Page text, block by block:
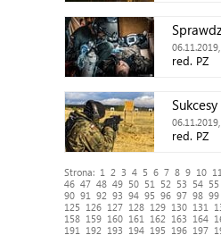
red. PZ
red. PZ
Strona: 1 2 3 4 5 6 7 8 9 10 11
46 47 48 49 50 51 52 53 54 55
90 91 92 93 94 95 96 97 98 99
125
126 127 128 129 130 131
158 159 160 161 162 163 164
191
192 193 194 195 196 197